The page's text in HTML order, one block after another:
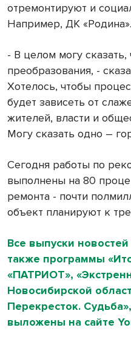
отремонтируют и
Например, ДК «Родина».
- В целом могу
преобразования, -
Хотелось, чтобы
будет зависеть от
жителей, власти и
Могу сказать одно –
Сегодня работы по
выполнены на 80
ремонта - почти
объект планируют к
Все выпуски
также программы
«ПАТРИОТ»,
Новосибирской
Перекресток.
выложены на сайте